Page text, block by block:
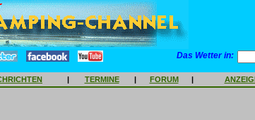
Das Wetter in:
| TERMINE | FORUM |